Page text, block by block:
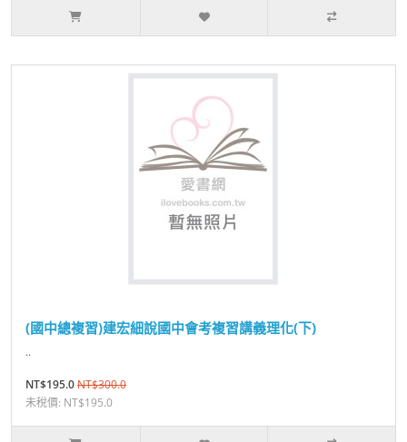
(國中總複習)建宏細說國中會考複習講義理化(下)
..
NT$195.0NT$300.0
未稅價: NT$195.0